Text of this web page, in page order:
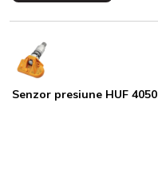
Senzor presiune HUF 4050